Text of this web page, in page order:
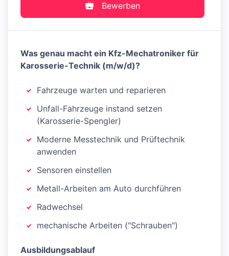
Bewerben
Was genau macht ein Kfz-Mechatroniker für
Karosserie-Technik (m/w/d)?
Fahrzeuge warten und reparieren
Unfall-Fahrzeuge instand setzen
(Karosserie-Spengler)
Moderne Messtechnik und Prüftechnik
anwenden
Sensoren einstellen
Metall-Arbeiten am Auto durchführen
Radwechsel
mechanische Arbeiten ("Schrauben")
Ausbildungsablauf